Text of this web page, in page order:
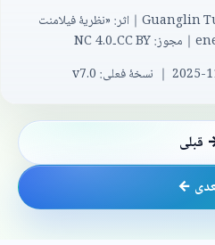
Guanglin ｜اثر: «نظریهٔ فیلامنت
｜مجوز:CC BY
‑
NC 4.0
2025-｜ نسخهٔ فعلی: v7.0
قبلی
←